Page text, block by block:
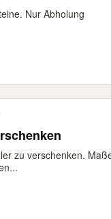
Nur Abholung
zu verschenken.